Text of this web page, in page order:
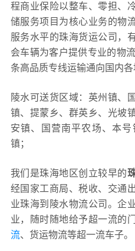
程商业保险以整车、零担、
储服务项目为核心业务的物
服务水平的珠海货运公司，
会车辆为客户提供专业的物
条高品质专线运输通向国内各
陵水可送货区域：英州镇、
镇、提蒙乡、群英乡、光坡
安镇、国营南平农场、本
镇；
我们是珠海地区创立较早的
经国家工商局、税收、交通
业珠海到陵水物流公司。企
业，随时随地给予超一流的
流、货运物流等超一流车子。